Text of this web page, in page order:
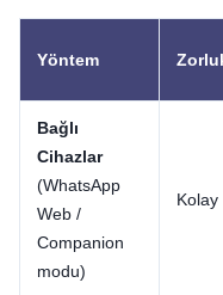
Yöntem
Bağlı
Cihazlar
(WhatsApp
Web /
Companion
modu)
Kolay